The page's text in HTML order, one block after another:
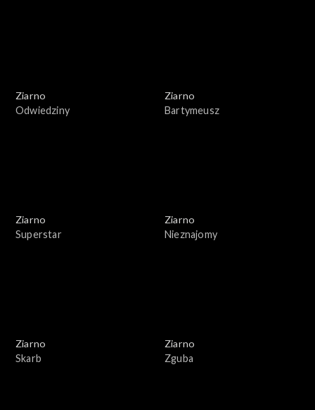
Ziarno
Odwiedziny
Ziarno
Bartymeusz
Ziarno
Superstar
Ziarno
Nieznajomy
Ziarno
Skarb
Ziarno
Zguba